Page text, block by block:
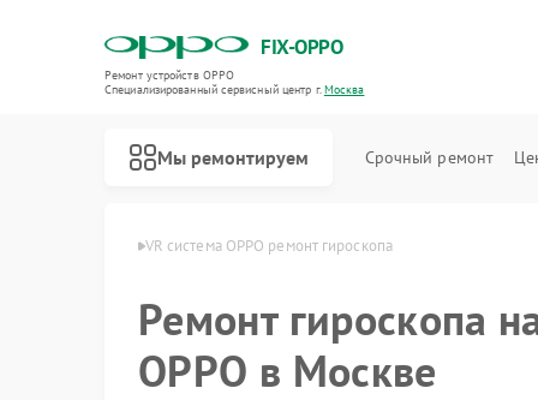
FIX-OPPO
Ремонт устройств OPPO
Специализированный cервисный центр г.Москва
Мы ремонтируем Срочный ремонт
VR система OPPO ремонт гироскопа
Ремонт гироскопа
OPPO в Москве